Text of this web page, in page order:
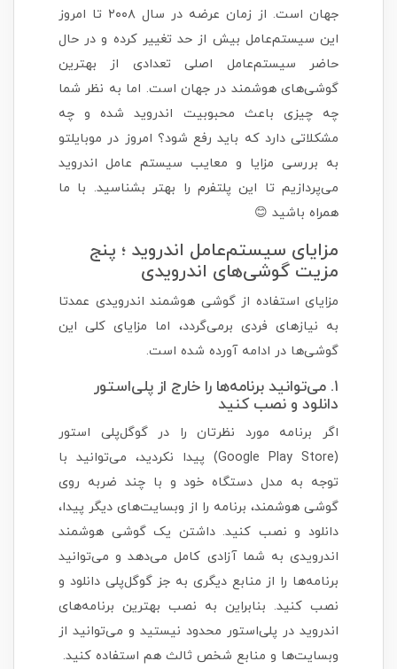
جهان است. از زمان عرضه در سال ۲۰۰۸ تا امروز
این سیستم‌عامل بیش از حد تغییر کرده و در حال
حاضر سیستم‌عامل اصلی تعدادی از بهترین
گوشی‌های هوشمند در جهان است. اما به نظر شما
چه چیزی باعث محبوبیت اندروید شده و چه
مشکلاتی دارد که باید رفع شود؟ امروز در موبایلتو
به بررسی مزایا و معایب سیستم عامل اندروید
می‌پردازیم تا این پلتفرم را بهتر بشناسید. با ما
همراه باشید 😊
مزایای سیستم‌عامل اندروید ؛ پنج
مزیت گوشی‌های اندرویدی
مزایای استفاده از گوشی هوشمند اندرویدی عمدتا
به نیازهای فردی برمی‌گردد، اما مزایای کلی این
گوشی‌ها در ادامه آورده شده است.
۱. می‌توانید برنامه‌ها را خارج از پلی‌استور
دانلود و نصب کنید
اگر برنامه مورد نظرتان را در گوگل‌پلی استور
(Google Play Store) پیدا نکردید، می‌توانید با
توجه به مدل دستگاه خود و با چند ضربه روی
گوشی هوشمند، برنامه را از وبسایت‌های دیگر پیدا،
دانلود و نصب کنید. داشتن یک گوشی هوشمند
اندرویدی به شما آزادی کامل می‌دهد و می‌توانید
برنامه‌ها را از منابع دیگری به جز گوگل‌پلی دانلود و
نصب کنید. بنابراین به نصب بهترین برنامه‌های
اندروید در پلی‌استور محدود نیستید و می‌توانید از
وبسایت‌ها و منابع شخص ثالث هم استفاده کنید.